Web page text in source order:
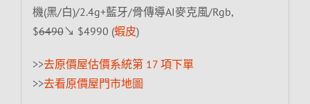
機(黑/白)/2.4g+藍牙/骨傳導AI麥克風/Rgb,
$6490↘ $4990 (蝦皮)
>>去原價屋估價系統第 17 項下單
>>去看原價屋門市地圖